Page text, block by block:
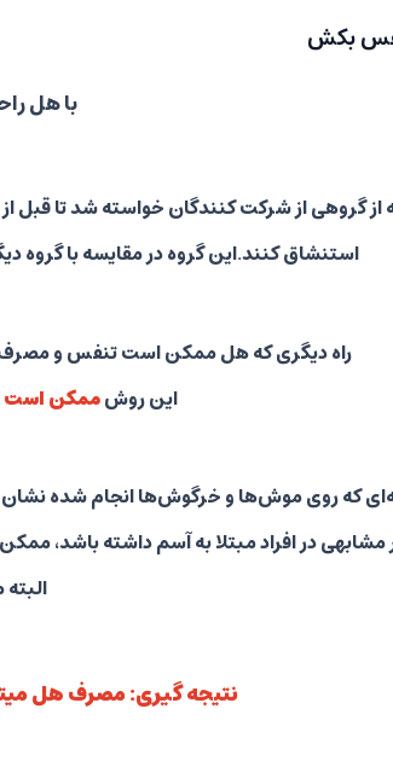
بکش
با هل
استنشاق کنند.این گروه در مقایسه با
راه دیگری که هل ممکن است تنفس و مصرف
این روشممکن است
که روی موش‌ها و خرگوش‌ها انجام شده نشان
مشابهی در افراد مبتلا به آسم داشته باشد،
نتیجه گیری: مصرف هل